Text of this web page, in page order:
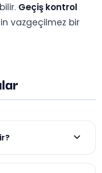
Geçiş kontrol
vazgeçilmez bir
fiziksel ve dijital